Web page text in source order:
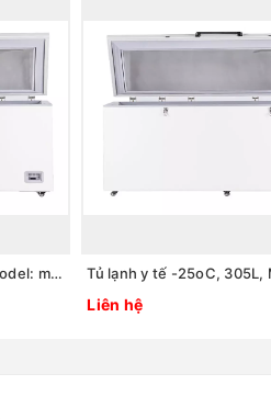
Tủ lạnh y tế -25oC, 485L, Model: model:MDF-25H485, Hãng: TaisiteLab Sciences Inc / Mỹ
Liên hệ